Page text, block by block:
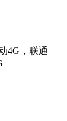
4G，联通